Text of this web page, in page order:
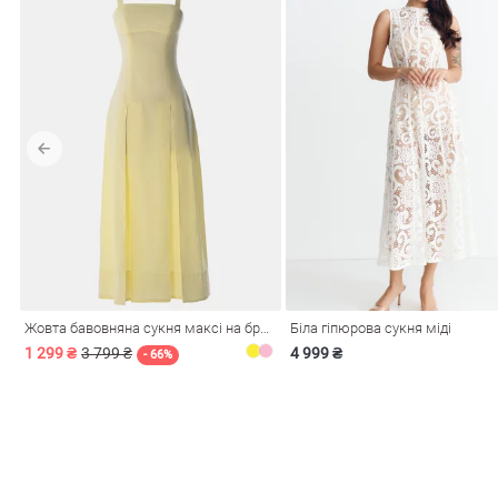
1 299 ₴ 3 799 ₴ - 66%
Біла гіпюрова сукня міді
4 999 ₴